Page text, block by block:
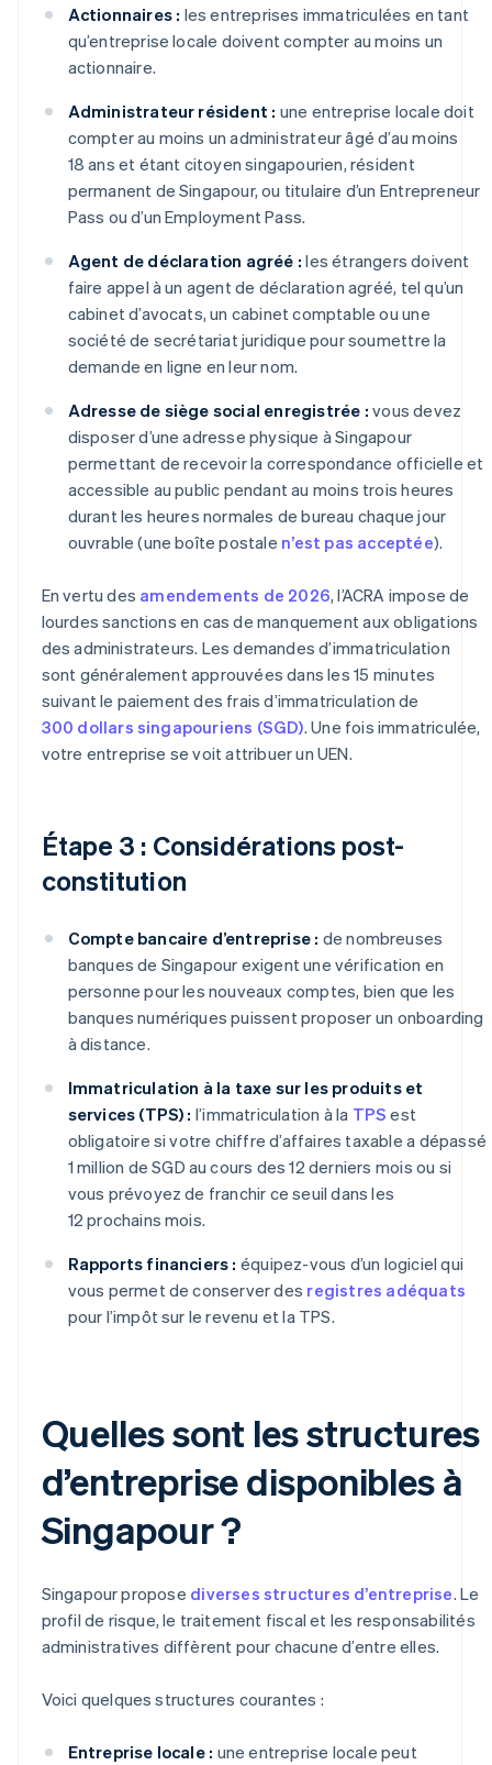
Actionnaires : les entreprises immatriculées en tant
qu’entreprise locale doivent compter au moins un
actionnaire.
Administrateur résident : une entreprise locale doit
compter au moins un administrateur âgé d’au moins
18 ans et étant citoyen singapourien, résident
permanent de Singapour, ou titulaire d’un Entrepreneur
Pass ou d’un Employment Pass.
Agent de déclaration agréé : les étrangers doivent
faire appel à un agent de déclaration agréé, tel qu’un
cabinet d’avocats, un cabinet comptable ou une
société de secrétariat juridique pour soumettre la
demande en ligne en leur nom.
Adresse de siège social enregistrée : vous devez
disposer d’une adresse physique à Singapour
permettant de recevoir la correspondance officielle et
accessible au public pendant au moins trois heures
durant les heures normales de bureau chaque jour
ouvrable (une boîte postale n’est pas acceptée).
En vertu des amendements de 2026, l’ACRA impose de
lourdes sanctions en cas de manquement aux obligations
des administrateurs. Les demandes d’immatriculation
sont généralement approuvées dans les 15 minutes
suivant le paiement des frais d’immatriculation de
300 dollars singapouriens (SGD). Une fois immatriculée,
votre entreprise se voit attribuer un UEN.
Étape 3 : Considérations post-
constitution
Compte bancaire d’entreprise : de nombreuses
banques de Singapour exigent une vérification en
personne pour les nouveaux comptes, bien que les
banques numériques puissent proposer un onboarding
à distance.
Immatriculation à la taxe sur les produits et
services (TPS) : l’immatriculation à la TPS est
obligatoire si votre chiffre d’affaires taxable a dépassé
1 million de SGD au cours des 12 derniers mois ou si
vous prévoyez de franchir ce seuil dans les
12 prochains mois.
Rapports financiers : équipez-vous d’un logiciel qui
vous permet de conserver des registres adéquats
pour l’impôt sur le revenu et la TPS.
Quelles sont les structures
d’entreprise disponibles à
Singapour ?
Singapour propose diverses structures d’entreprise. Le
profil de risque, le traitement fiscal et les responsabilités
administratives diffèrent pour chacune d’entre elles.
Voici quelques structures courantes :
Entreprise locale : une entreprise locale peut